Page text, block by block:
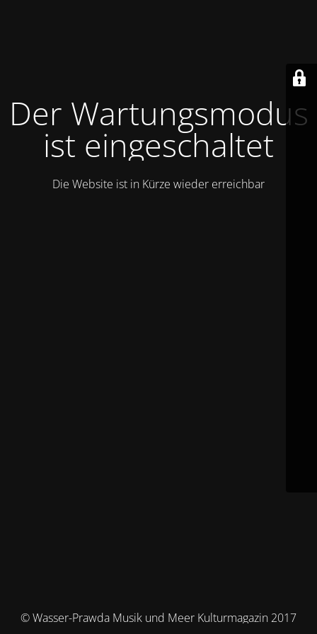
Der Wartungsmodus
ist eingeschaltet
Die Website ist in Kürze wieder erreichbar
© Wasser-Prawda Musik und Meer Kulturmagazin 2017